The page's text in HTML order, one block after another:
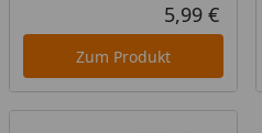
5,99 €
Zum Produkt